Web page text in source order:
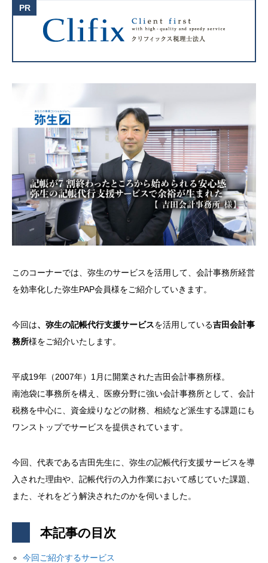
このコーナーでは、弥生のサービスを活用して、会計事務所経営
を効率化した弥生PAP会員様をご紹介していきます。
今回は、弥生の記帳代行支援サービスを活用している吉田会計事
務所様をご紹介いたします。
平成19年（2007年）1月に開業された吉田会計事務所様。
南池袋に事務所を構え、医療分野に強い会計事務所として、会計
税務を中心に、資金繰りなどの財務、相続など派生する課題にも
ワンストップでサービスを提供されています。
今回、代表である吉田先生に、弥生の記帳代行支援サービスを導
入された理由や、記帳代行の入力作業において感じていた課題、
また、それをどう解決されたのかを伺いました。
本記事の目次
今回ご紹介するサービス